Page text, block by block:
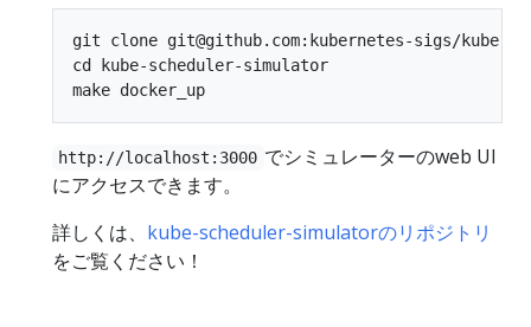
git clone git@github.com:kubernetes-sigs/kube-
cd kube-scheduler-simulator
http://localhost:3000 でシミュレーターのweb UI
にアクセスできます。
詳しくは、 kube-scheduler-simulatorのリポジトリ
をご覧ください！